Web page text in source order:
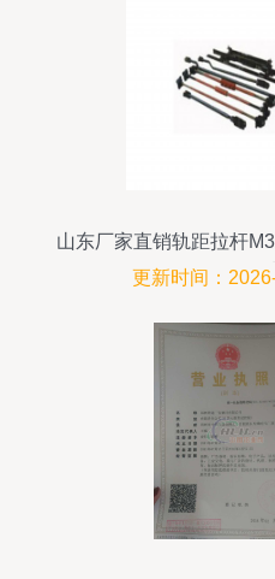
山东厂家直销轨距拉杆
纽
更新时间：